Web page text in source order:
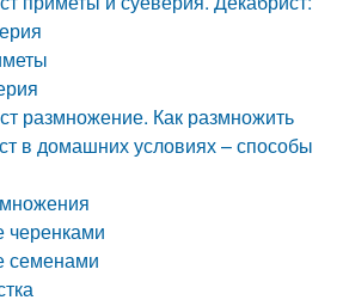
размножение. Как размножить
в домашних условиях – способы
черенками
семенами